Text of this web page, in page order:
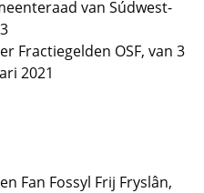
van Súdwest-
Fractiegelden OSF, van 3
2021
Fan Fossyl Frij Fryslân,